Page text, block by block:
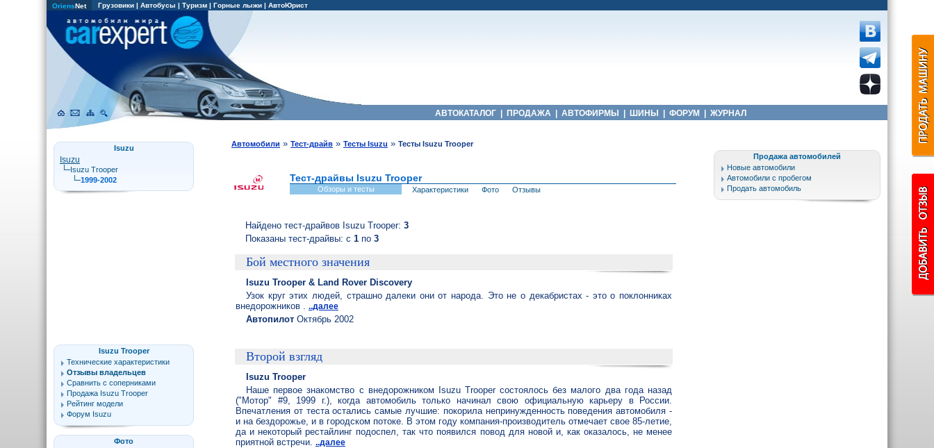
OriensNet Грузовики | Автобусы | Туризм | Горные лыжи | АвтоЮрист
АВТОКАТАЛОГ ПРОДАЖА АВТОФИРМЫ ШИНЫ ФОРУМ ЖУРНАЛ
Isuzu
Isuzu
Isuzu Trooper
1999-2002
Isuzu Trooper
Технические характеристики
Отзывы владельцев
Сравнить с соперниками
Продажа Isuzu Trooper
Рейтинг модели
Форум Isuzu
Фото
Автомобили » Тест-драйв » Тесты Isuzu » Тесты Isuzu Trooper
Тест-драйвы Isuzu Trooper
Обзоры и тесты Характеристики Фото Отзывы
Найдено тест-драйвов Isuzu Trooper: 3
Показаны тест-драйвы: с 1 по 3
Бой местного значения
Isuzu Trooper & Land Rover Discovery
Узок круг этих людей, страшно далеки они от народа. Это не о декабристах - это о поклонниках
внедорожников . ..далее
Автопилот Октябрь 2002
Второй взгляд
Isuzu Trooper
Наше первое знакомство с внедорожником Isuzu Trooper состоялось без малого два года назад
("Мотор" #9, 1999 г.), когда автомобиль только начинал свою официальную карьеру в России.
Впечатления от теста остались самые лучшие: покорила непринужденность поведения автомобиля -
и на бездорожье, и в городском потоке. В этом году компания-производитель отмечает свое 85-летие,
да и некоторый рестайлинг подоспел, так что появился повод для новой и, как оказалось, не менее
приятной встречи. ..далее
Продажа автомобилей
Новые автомобили
Автомобили с пробегом
Продать автомобиль